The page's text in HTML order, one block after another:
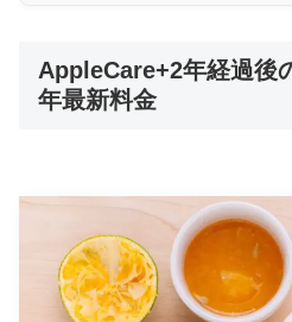
AppleCare+2年経過後
年最新料金